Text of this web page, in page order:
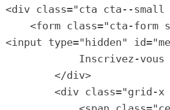
<div class="cta cta--
<form class="cta-form
<input type="hidden"
Inscrivez-
        </div>
<div class="grid-